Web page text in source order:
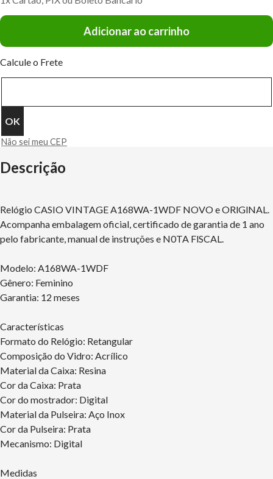
Adicionar ao carrinho
Calcule o Frete
Não sei meu CEP
Descrição
Relógio CASIO VINTAGE A168WA-1WDF NOVO e ORlGlNAL.
Acompanha embalagem oficial, certificado de garantia de 1 ano
pelo fabricante, manual de instruções e N0TA FlSCAL.
Modelo: A168WA-1WDF
Gênero: Feminino
Garantia: 12 meses
Características
Formato do Relógio: Retangular
Composição do Vidro: Acrílico
Material da Caixa: Resina
Cor da Caixa: Prata
Cor do mostrador: Digital
Material da Pulseira: Aço Inox
Cor da Pulseira: Prata
Mecanismo: Digital
Medidas